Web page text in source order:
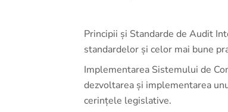
Principii și Standarde de Audit
standardelor și celor mai bune
Implementarea Sistemului de
dezvoltarea și implementarea
cerințele legislative.